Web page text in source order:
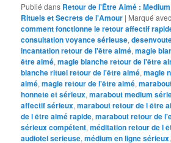
Publié dans Retour de l'Être Aimé :
Rituels et Secrets de l'Amour | Marqué avec
comment fonctionne le retour affectif
consultation voyance sérieuse,
incantation retour de l'être aimé,magie
être aimé,magie blanche retour de l'être
blanche rituel retour de l'être aimé,magie
aimé,magie retour de l'être aimé,
honnete et sérieux,marabout medium
affectif sérieux,marabout retour de l être
de l être aimé rapide,marabout retour de
sérieux compétent,méditation retour de l
audiotel serieuse,médium en ligne sérieux